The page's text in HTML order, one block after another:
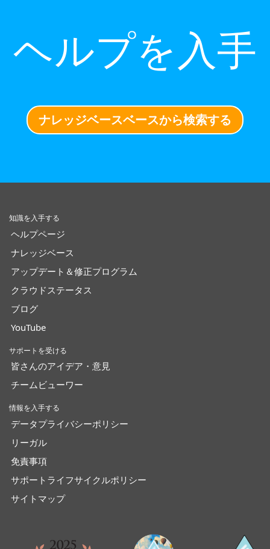
ヘルプを入手
ナレッジベースベースから検索する
知識を入手する
ヘルプページ
ナレッジベース
アップデート＆修正プログラム
クラウドステータス
ブログ
YouTube
サポートを受ける
皆さんのアイデア・意見
チームビューワー
情報を入手する
データプライバシーポリシー
リーガル
免責事項
サポートライフサイクルポリシー
サイトマップ